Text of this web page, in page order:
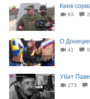
02:36
Киев
63
04:17
О
41
01:15
Убит
273